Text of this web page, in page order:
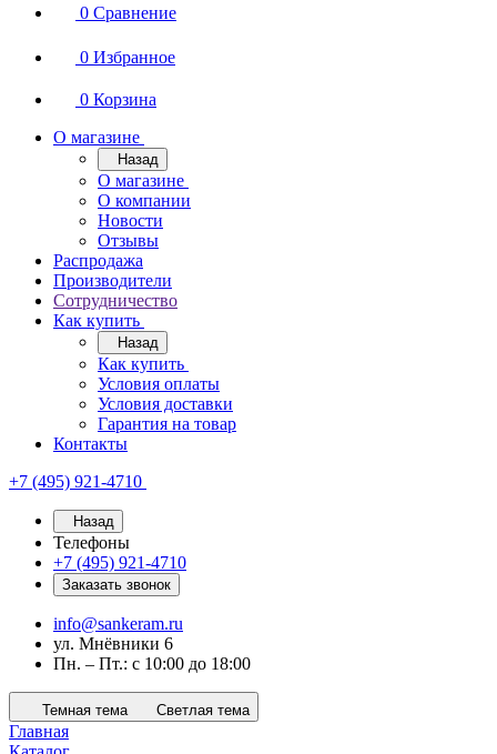
0 Сравнение
0 Избранное
0 Корзина
О магазине
Назад
О магазине
О компании
Новости
Отзывы
Распродажа
Производители
Сотрудничество
Как купить
Назад
Как купить
Условия оплаты
Условия доставки
Гарантия на товар
Контакты
+7 (495) 921-4710
Назад
Телефоны
+7 (495) 921-4710
Заказать звонок
info@sankeram.ru
ул. Мнёвники 6
Пн. – Пт.: с 10:00 до 18:00
Темная тема Светлая тема
Главная